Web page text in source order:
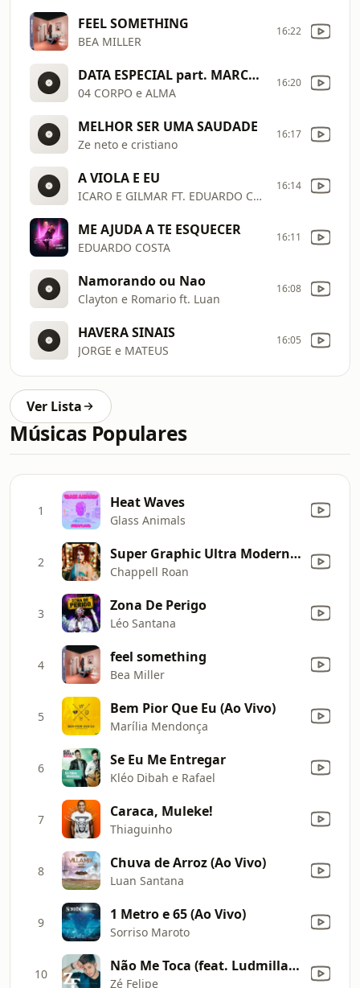
FEEL SOMETHING
BEA MILLER
16:22
DATA ESPECIAL part. MARCOS e BELUTTI (PARC4)
04 CORPO e ALMA
16:20
MELHOR SER UMA SAUDADE
Ze neto e cristiano
16:17
A VIOLA E EU
ICARO E GILMAR FT. EDUARDO COSTA
16:14
ME AJUDA A TE ESQUECER
EDUARDO COSTA
16:11
Namorando ou Nao
Clayton e Romario ft. Luan
16:08
HAVERA SINAIS
JORGE e MATEUS
16:05
Ver Lista
Músicas Populares
1 Heat Waves
Glass Animals
2 Super Graphic Ultra Modern Girl
Chappell Roan
3 Zona De Perigo
Léo Santana
4 feel something
Bea Miller
5 Bem Pior Que Eu (Ao Vivo)
Marília Mendonça
6 Se Eu Me Entregar
Kléo Dibah e Rafael
7 Caraca, Muleke!
Thiaguinho
8 Chuva de Arroz (Ao Vivo)
Luan Santana
9 1 Metro e 65 (Ao Vivo)
Sorriso Maroto
10 Não Me Toca (feat. Ludmilla) [Versão Sertaneja]
Zé Felipe